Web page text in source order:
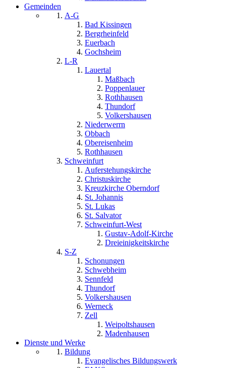
Gemeinden
A-G
Bad Kissingen
Bergrheinfeld
Euerbach
Gochsheim
L-R
Lauertal
Maßbach
Poppenlauer
Rothhausen
Thundorf
Volkershausen
Niederwerrn
Obbach
Obereisenheim
Rothhausen
Schweinfurt
Auferstehungskirche
Christuskirche
Kreuzkirche Oberndorf
St. Johannis
St. Lukas
St. Salvator
Schweinfurt-West
Gustav-Adolf-Kirche
Dreieinigkeitskirche
S-Z
Schonungen
Schwebheim
Sennfeld
Thundorf
Volkershausen
Werneck
Zell
Weipoltshausen
Madenhausen
Dienste und Werke
Bildung
Evangelisches Bildungswerk